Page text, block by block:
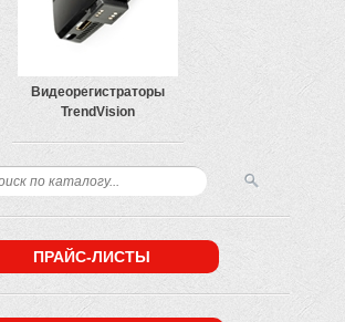
Видеорегистраторы
TrendVision
ПРАЙС-ЛИСТЫ